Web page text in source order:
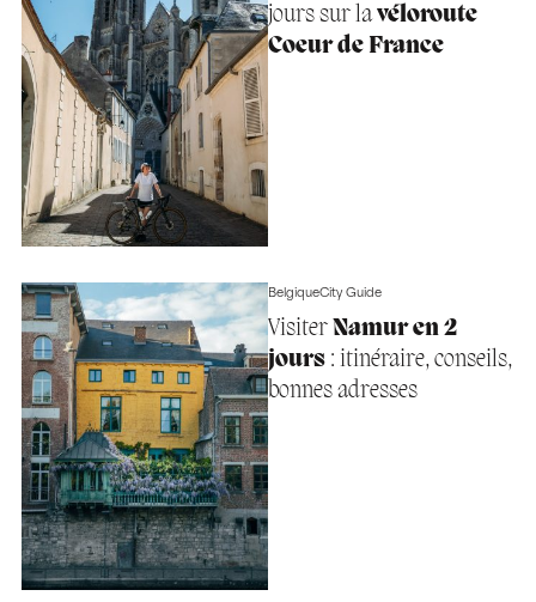
jours sur lavéloroute
Coeur de France
BelgiqueCity Guide
VisiterNamur en 2
jours: itinéraire, conseils,
bonnes adresses